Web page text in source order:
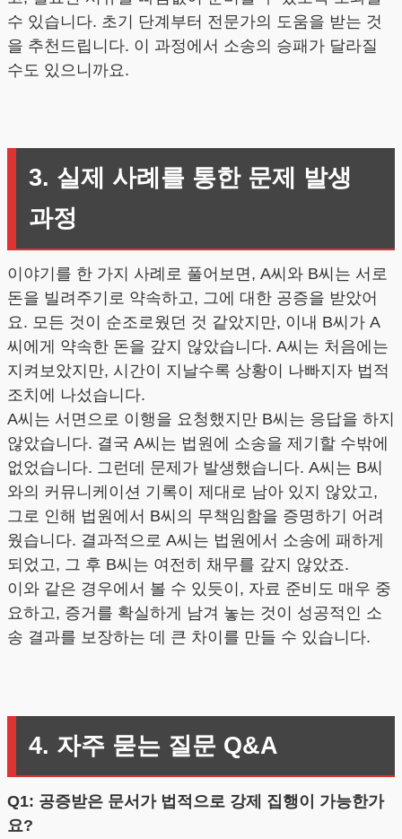
수 있습니다. 초기 단계부터 전문가의 도움을 받는 것
을 추천드립니다. 이 과정에서 소송의 승패가 달라질
수도 있으니까요.
3. 실제 사례를 통한 문제 발생
과정
이야기를 한 가지 사례로 풀어보면, A씨와 B씨는 서로
돈을 빌려주기로 약속하고, 그에 대한 공증을 받았어
요. 모든 것이 순조로웠던 것 같았지만, 이내 B씨가 A
씨에게 약속한 돈을 갚지 않았습니다. A씨는 처음에는
지켜보았지만, 시간이 지날수록 상황이 나빠지자 법적
조치에 나섰습니다.
A씨는 서면으로 이행을 요청했지만 B씨는 응답을 하지
않았습니다. 결국 A씨는 법원에 소송을 제기할 수밖에
없었습니다. 그런데 문제가 발생했습니다. A씨는 B씨
와의 커뮤니케이션 기록이 제대로 남아 있지 않았고,
그로 인해 법원에서 B씨의 무책임함을 증명하기 어려
웠습니다. 결과적으로 A씨는 법원에서 소송에 패하게
되었고, 그 후 B씨는 여전히 채무를 갚지 않았죠.
이와 같은 경우에서 볼 수 있듯이, 자료 준비도 매우 중
요하고, 증거를 확실하게 남겨 놓는 것이 성공적인 소
송 결과를 보장하는 데 큰 차이를 만들 수 있습니다.
4. 자주 묻는 질문 Q&A
Q1: 공증받은 문서가 법적으로 강제 집행이 가능한가
요?